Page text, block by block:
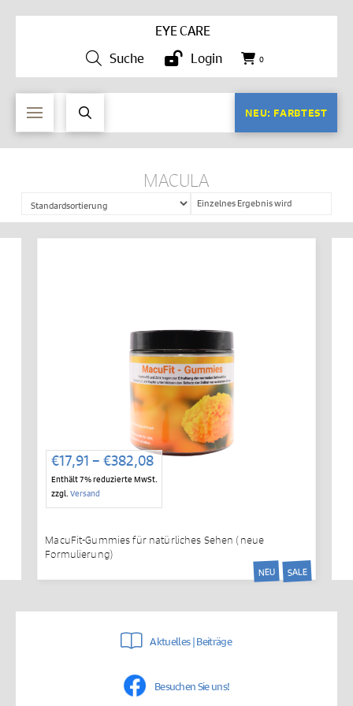
EYE CARE
Suche
Login 0
NEU: FARBTEST
MACULA
Einzelnes Ergebnis wird
angezeigt
€17,91 – €382,08Preisspanne:
€17,91
bis
Enthält 7% reduzierte MwSt.
zzgl. Versand
MacuFit-Gummies für natürliches Sehen (neue
Formulierung)
NEU SALE
Aktuelles | Beiträge
Besuchen Sie uns!